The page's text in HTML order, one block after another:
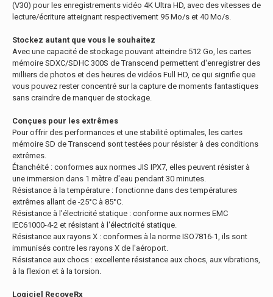
(V30) pour les enregistrements vidéo 4K Ultra HD, avec des vitesses de
lecture/écriture atteignant respectivement 95 Mo/s et 40 Mo/s.
Stockez autant que vous le souhaitez
Avec une capacité de stockage pouvant atteindre 512 Go, les cartes
mémoire SDXC/SDHC 300S de Transcend permettent d'enregistrer des
milliers de photos et des heures de vidéos Full HD, ce qui signifie que
vous pouvez rester concentré sur la capture de moments fantastiques
sans craindre de manquer de stockage.
Conçues pour les extrêmes
Pour offrir des performances et une stabilité optimales, les cartes
mémoire SD de Transcend sont testées pour résister à des conditions
extrêmes.
Étanchéité : conformes aux normes JIS IPX7, elles peuvent résister à
une immersion dans 1 mètre d'eau pendant 30 minutes.
Résistance à la température : fonctionne dans des températures
extrêmes allant de -25°C à 85°C.
Résistance à l'électricité statique : conforme aux normes EMC
IEC61000-4-2 et résistant à l'électricité statique.
Résistance aux rayons X : conformes à la norme ISO7816-1, ils sont
immunisés contre les rayons X de l'aéroport.
Résistance aux chocs : excellente résistance aux chocs, aux vibrations,
à la flexion et à la torsion.
Logiciel RecoveRx